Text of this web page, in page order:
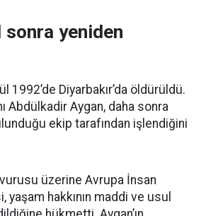
sonra yeniden
1992’de Diyarbakır’da öldürüldü.
Abdülkadir Aygan, daha sonra
ekip tarafından işlendiğini
üzerine Avrupa İnsan
yaşam hakkının maddi ve usul